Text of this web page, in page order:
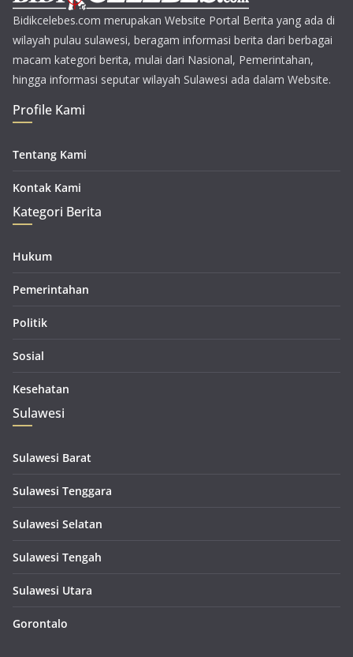
Bidikcelebes.com merupakan Website Portal Berita yang ada di
wilayah pulau sulawesi, beragam informasi berita dari berbagai
macam kategori berita, mulai dari Nasional, Pemerintahan,
hingga informasi seputar wilayah Sulawesi ada dalam Website.
Profile Kami
Tentang Kami
Kontak Kami
Kategori Berita
Hukum
Pemerintahan
Politik
Sosial
Kesehatan
Sulawesi
Sulawesi Barat
Sulawesi Tenggara
Sulawesi Selatan
Sulawesi Tengah
Sulawesi Utara
Gorontalo